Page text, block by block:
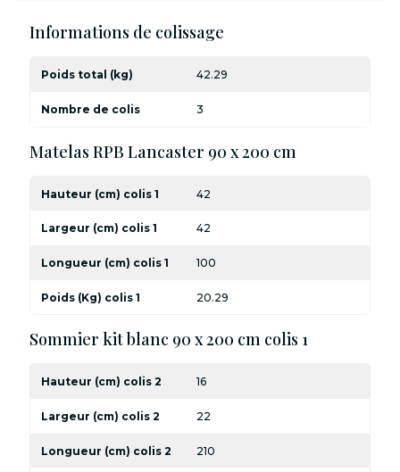
Informations de colissage
Poids total (kg) 42.29
Nombre de colis 3
Matelas RPB Lancaster 90 x 200 cm
Hauteur (cm) colis 1 42
Largeur (cm) colis 1 42
Longueur (cm) colis 1 100
Poids (Kg) colis 1 20.29
Sommier kit blanc 90 x 200 cm colis 1
Hauteur (cm) colis 2 16
Largeur (cm) colis 2 22
Longueur (cm) colis 2 210